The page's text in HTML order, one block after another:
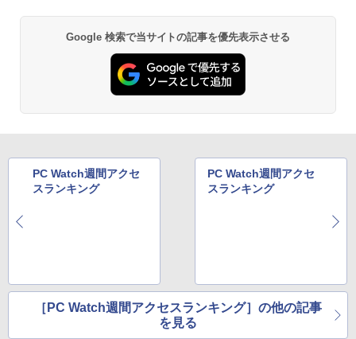
v 23.8 インチFHD VA モニター VA 23.8
型 角度調整 VESA 100Hz 液晶HDMI VGA
(型番: 9U5C1AA)
￥12,900
FHDモニター 9U5J5UT#ABJ 【NE直】
ーカー内蔵 ディスプレイ パソコンモニタ
ー PCモニター フルハイビジョン 動画 液
晶モニター 壁掛 DT-JF275S-B アイリス
オーヤマ *
￥770
3
妹は知っている（8） 【電子限定特典つ
盛土等防災マニュアルの解説 [ 盛土等防
Anker Soundcore P40i オフホワイト
￥5,990
￥4,990
￥14,990
BRUCE WAYNE feat. Flo Milli, ATL Jacob
[Explicit]
￥250
[Explicit]
by Amazon 天然水 ラベルレス 500ml ×24本
富士山の天然水 バナジウム含有 水 ミネラル
ウォーター ペットボトル 静岡県産 500ミリリ
ットル (Smart Basic)
￥1,380
【Amazon.co.jp限定】 い・ろ・は・す 2L P
ET ラベルレス ×8本
￥1,117
薬屋のひとりごと 17巻 (デジタル版ビッグガ
ンガンコミックス)
￥770
エース)
￥572
Google 検索で当サイトの記事を優先表示させる
PC Watch週間アクセ
スランキング
PC Watch週間アクセ
スランキング
［PC Watch週間アクセスランキング］の他の記事
を見る